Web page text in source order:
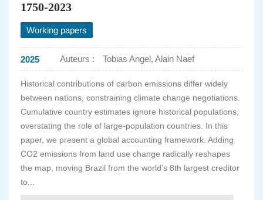
1750-2023
Working papers
2025 Auteurs : Tobias Angel, Alain Naef
Historical contributions of carbon emissions differ widely
between nations, constraining climate change negotiations.
Cumulative country estimates ignore historical populations,
overstating the role of large-population countries. In this
paper, we present a global accounting framework. Adding
CO2 emissions from land use change radically reshapes
the map, moving Brazil from the world’s 8th largest creditor
to...